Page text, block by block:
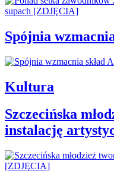
Spójnia
Kultura
Szczecińska
instalację